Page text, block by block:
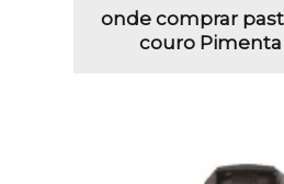
onde comprar
couro